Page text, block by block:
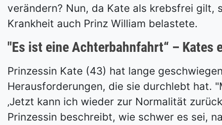
verändern? Nun, da Kate als krebsfrei
Krankheit auch Prinz William belastete.
"Es ist eine Achterbahnfahrt“ – Kates
Prinzessin Kate (43) hat lange
Herausforderungen, die sie durchlebt hat.
‚Jetzt kann ich wieder zur Normalität
Prinzessin beschreibt, wie schwer es sei,